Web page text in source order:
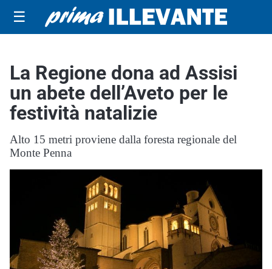
☰
La Regione dona ad Assisi
un abete dell’Aveto per le
festività natalizie
Alto 15 metri proviene dalla foresta regionale del
Monte Penna